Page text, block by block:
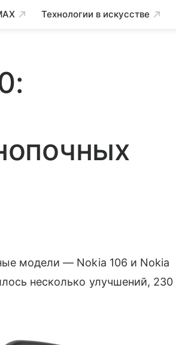
Технологии в искусстве
модели — Nokia 106 и Nokia
несколько улучшений, 230